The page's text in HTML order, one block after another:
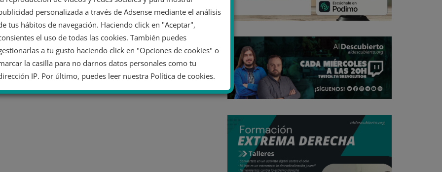
personalizada a través de Adsense mediante el análisis
tus hábitos de navegación. Haciendo click en "Aceptar",
el uso de todas las cookies. También puedes
a tu gusto haciendo click en "Opciones de cookies" o
la casilla para no darnos datos personales como tu
IP. Por último, puedes leer nuestra Política de cookies.